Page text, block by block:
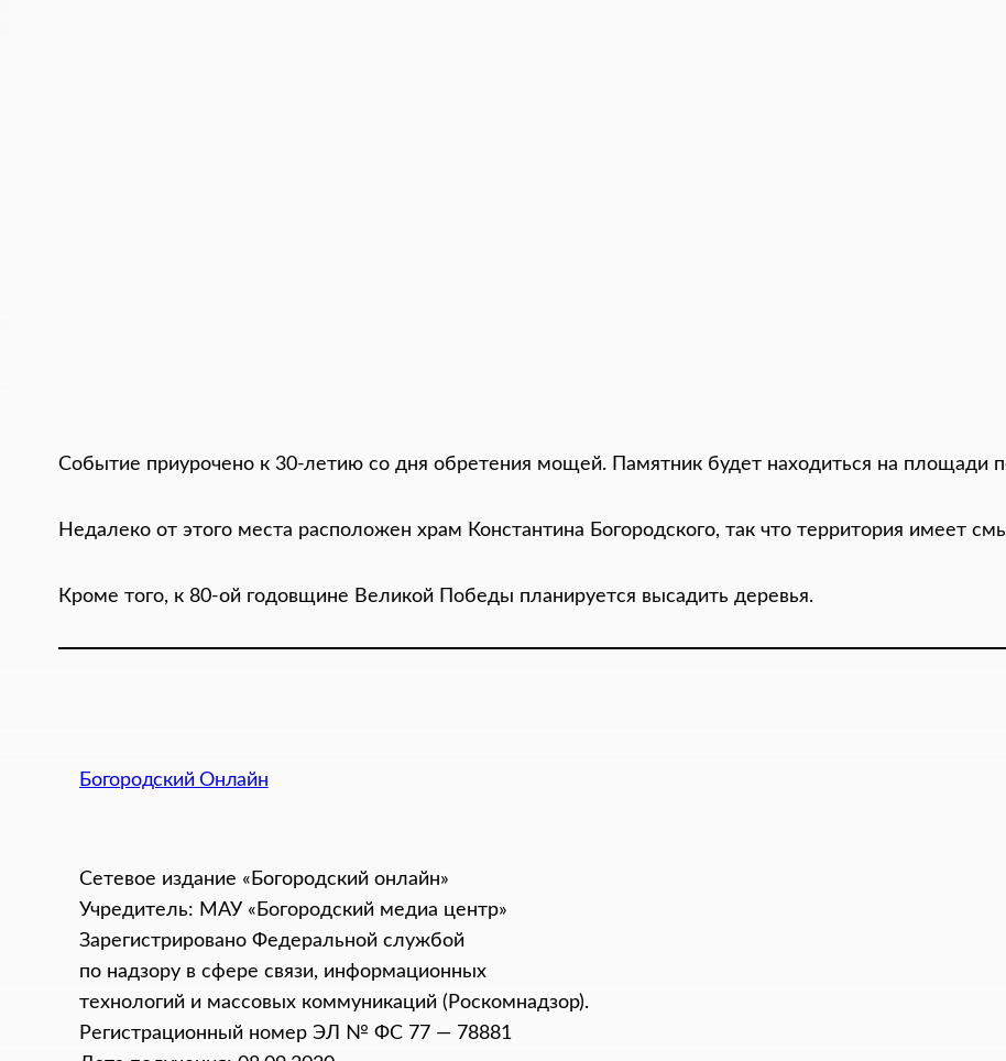
Событие приурочено к 30-летию со дня обретения мощей. Памятник будет находиться на площади
Недалеко от этого места расположен храм Константина Богородского, так что территория имеет
Кроме того, к 80-ой годовщине Великой Победы планируется высадить деревья.
Богородский Онлайн
Сетевое издание «Богородский онлайн»
Учредитель: МАУ «Богородский медиа центр»
Зарегистрировано Федеральной службой
по надзору в сфере связи, информационных
технологий и массовых коммуникаций (Роскомнадзор).
Регистрационный номер ЭЛ № ФС 77 — 78881